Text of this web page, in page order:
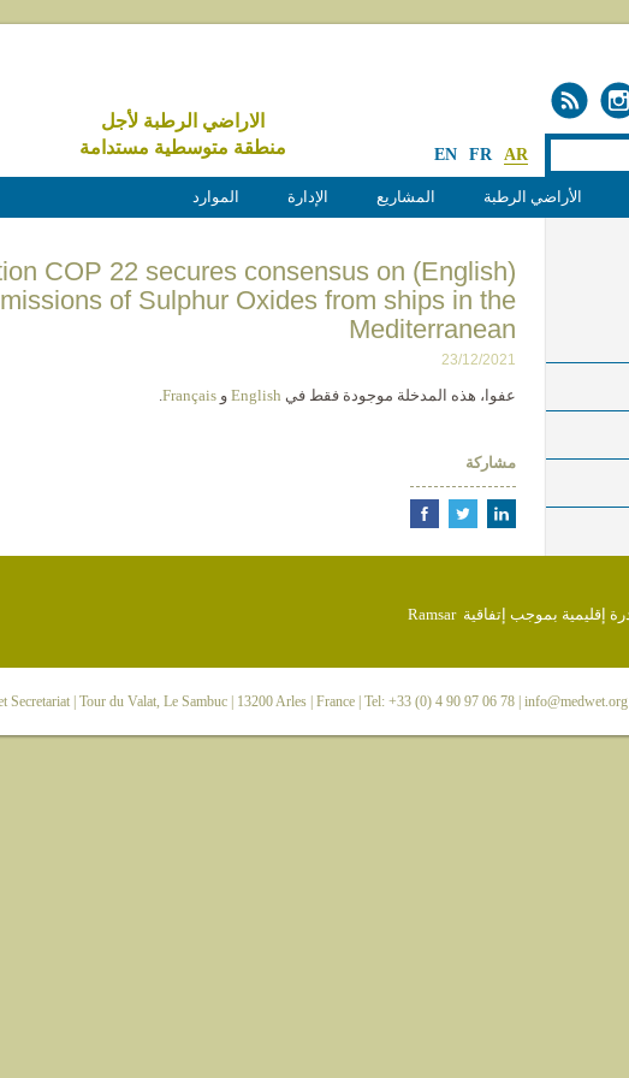
الاراضي الرطبة لأجل
منطقة متوسطية مستدامة
EN FR AR
الأراضي الرطبة المشاريع الإدارة الموارد
COP 22 secures consensus on
of Sulphur Oxides from ships in the
Mediterranean
23/12/2021
عفوا، هذه المدخلة موجودة فقط في English و Français
.
مشاركة
Secretariat| Tour du Valat, Le Sambuc | 13200 Arles | France | Tel: +33 (0) 4 90 97 06 78 | info@medwet.org